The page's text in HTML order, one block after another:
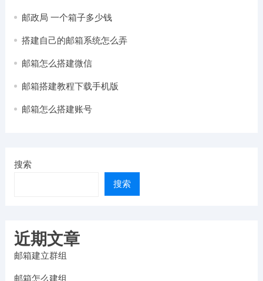
邮政局 一个箱子多少钱
搭建自己的邮箱系统怎么弄
邮箱怎么搭建微信
邮箱搭建教程下载手机版
邮箱怎么搭建账号
搜索
搜索
近期文章
邮箱建立群组
邮箱怎么建组